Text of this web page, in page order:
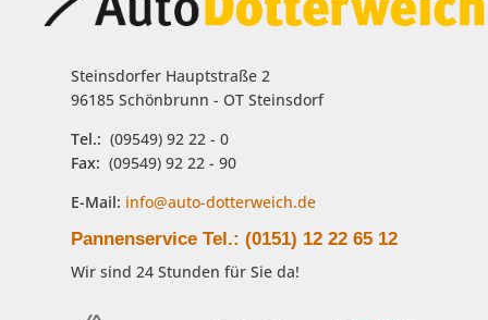
Steinsdorfer Hauptstraße 2
96185 Schönbrunn - OT Steinsdorf
Tel.: (09549) 92 22 - 0
Fax: (09549) 92 22 - 90
E-Mail: info@auto-dotterweich.de
Pannenservice Tel.: (0151) 12 22 65 12
Wir sind 24 Stunden für Sie da!